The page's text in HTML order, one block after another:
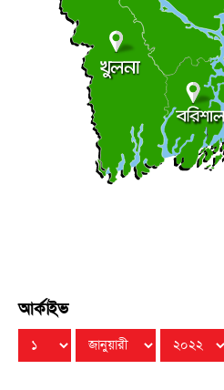
সন্ত্রাস বিরোধী আইনের মামলায়
রবিবার ● ৯ আগস্ট ২০২৬
মালয়েশিয়ার উপ-অর্থমন্ত্রীর
রবিবার ● ৯ আগস্ট ২০২৬
আর্কাইভ